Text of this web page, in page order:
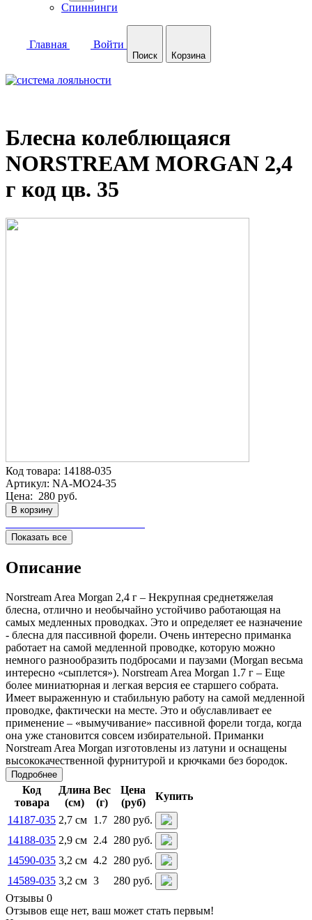
Спиннинги
Главная Войти
Поиск Корзина
Блесна колеблющаяся
NORSTREAM MORGAN 2,4
г код цв. 35
Код товара: 14188-035
Артикул: NA-MO24-35
Цена: 280 руб.
В корзину
Показать все
Описание
Norstream Area Morgan 2,4 г – Некрупная среднетяжелая
блесна, отлично и необычайно устойчиво работающая на
самых медленных проводках. Это и определяет ее назначение
- блесна для пассивной форели. Очень интересно приманка
работает на самой медленной проводке, которую можно
немного разнообразить подбросами и паузами (Morgan весьма
интересно «сыплется»). Norstream Area Morgan 1.7 г – Еще
более миниатюрная и легкая версия ее старшего собрата.
Имеет выраженную и стабильную работу на самой медленной
проводке, фактически на месте. Это и обуславливает ее
применение – «вымучивание» пассивной форели тогда, когда
она уже становится совсем избирательной. Приманки
Norstream Area Morgan изготовлены из латуни и оснащены
высококачественной фурнитурой и крючками без бородок.
Подробнее
Код
товара
Длина
(см)
Вес
(г)
Цена
(руб)
Купить
14187-035 2,7 см 1.7 280 руб.
14188-035 2,9 см 2.4 280 руб.
14590-035 3,2 см 4.2
280 руб.
14589-035 3,2 см 3
280 руб.
Отзывы 0
Отзывов еще нет, ваш может стать первым!